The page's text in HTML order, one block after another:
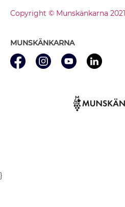
Copyright © Munskänkarna 2021
MUNSKÄNKARNA
}